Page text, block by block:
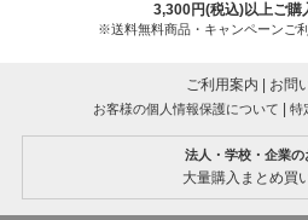
3,300円(税込)以上ご購
※送料無料商品・キャンペーンご
ご利用案内 お問
お客様の個人情報保護について 特
法人・学校・企業の
大量購入まとめ買